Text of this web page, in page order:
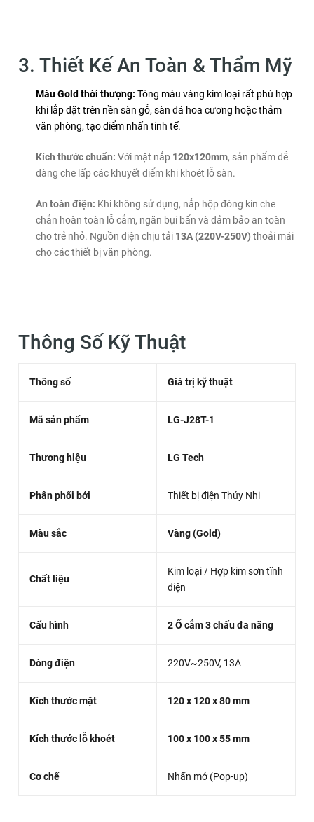
3. Thiết Kế An Toàn & Thẩm Mỹ
Màu Gold thời thượng: Tông màu vàng kim loại rất phù hợp
khi lắp đặt trên nền sàn gỗ, sàn đá hoa cương hoặc thảm
văn phòng, tạo điểm nhấn tinh tế.
Kích thước chuẩn: Với mặt nắp 120x120mm, sản phẩm dễ
dàng che lấp các khuyết điểm khi khoét lỗ sàn.
An toàn điện: Khi không sử dụng, nắp hộp đóng kín che
chắn hoàn toàn lỗ cắm, ngăn bụi bẩn và đảm bảo an toàn
cho trẻ nhỏ. Nguồn điện chịu tải 13A (220V-250V) thoải mái
cho các thiết bị văn phòng.
Thông Số Kỹ Thuật
Thông số Giá trị kỹ thuật
Mã sản phẩm LG-J28T-1
Thương hiệu LG Tech
Phân phối bởi Thiết bị điện Thúy Nhi
Màu sắc Vàng (Gold)
Chất liệu
Kim loại / Hợp kim sơn tĩnh
điện
Cấu hình 2 Ổ cắm 3 chấu đa năng
Dòng điện 220V~250V, 13A
Kích thước mặt 120 x 120 x 80 mm
Kích thước lỗ khoét 100 x 100 x 55 mm
Cơ chế Nhấn mở (Pop-up)